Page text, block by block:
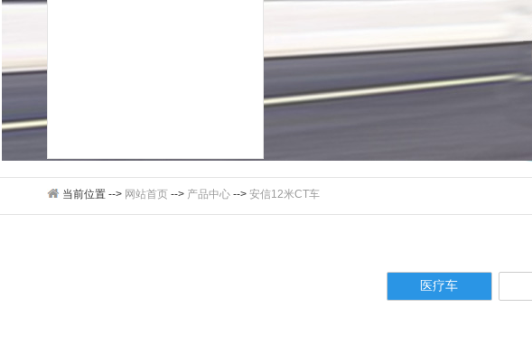
当前位置 --> 网站首页 --> 产品中心 --> 安信12米CT车
医疗车